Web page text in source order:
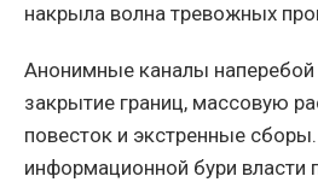
накрыла волна тревожных
Анонимные каналы наперебой
закрытие границ, массовую
повесток и экстренные
информационной бури